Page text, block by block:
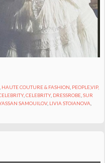
HAUTE COUTURE & FASHION PEOPLE,VIP,
,CELEBRITY, DRESSROBE ,SUR
SAMOUILOV, LIVIA STOIANOVA